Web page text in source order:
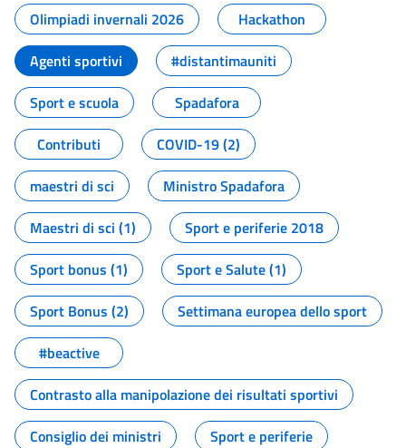
Olimpiadi invernali 2026
Hackathon
Agenti sportivi
#distantimauniti
Sport e scuola
Spadafora
Contributi
COVID-19 (2)
maestri di sci
Ministro Spadafora
Maestri di sci (1)
Sport e periferie 2018
Sport bonus (1)
Sport e Salute (1)
Sport Bonus (2)
Settimana europea dello sport
#beactive
Contrasto alla manipolazione dei risultati sportivi
Consiglio dei ministri
Sport e periferie